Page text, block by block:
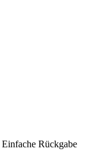
Einfache Rückgabe